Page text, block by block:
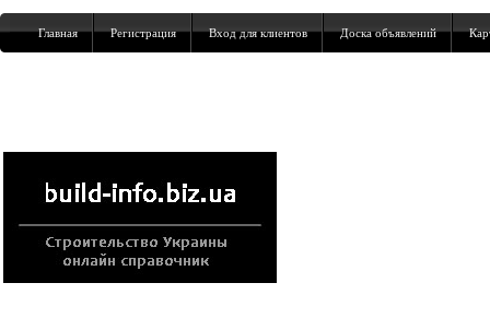
Главная Регистрация Вход для клиентов Доска объявлений